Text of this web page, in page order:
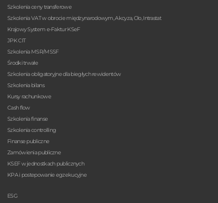
Szkolenia ceny transferowe
Szkolenia VAT w obrocie międzynarodowym, Akcyza, Cło, Intrastat
Krajowy System e-Faktur KSeF
JPK CIT
Szkolenia MSR/MSSF
Środki trwałe
Szkolenia obligatoryjne dla biegłych rewidentów
Szkolenia bilans
Kursy rachunkowe
Cash flow
Szkolenia finanse
Szkolenia controlling
Finanse publiczne
Zamówienia publiczne
KSEF w jednostkach publicznych
KPA i postepowanie egzekucyjne
ESG